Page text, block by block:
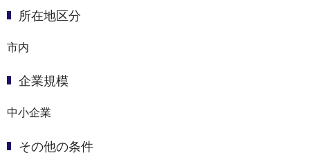
所在地区分
市内
企業規模
中小企業
その他の条件